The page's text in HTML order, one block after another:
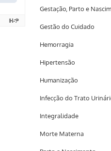
Gestação, Parto e
Gestão do Cuidado
Hemorragia
Hipertensão
Humanização
Infecção do Trato
Integralidade
Morte Materna